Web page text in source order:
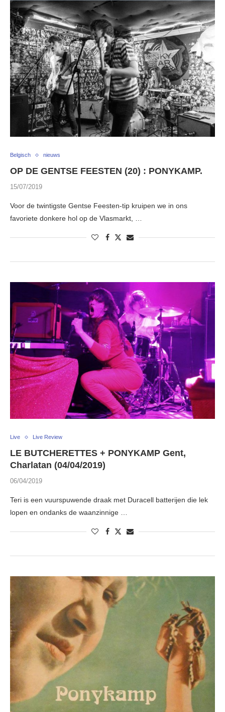
Belgisch nieuws
OP DE GENTSE FEESTEN (20) : PONYKAMP.
15/07/2019
Voor de twintigste Gentse Feesten-tip kruipen we in ons
favoriete donkere hol op de Vlasmarkt, …
Live Live Review
LE BUTCHERETTES + PONYKAMP Gent,
Charlatan (04/04/2019)
06/04/2019
Teri is een vuurspuwende draak met Duracell batterijen die lek
lopen en ondanks de waanzinnige …